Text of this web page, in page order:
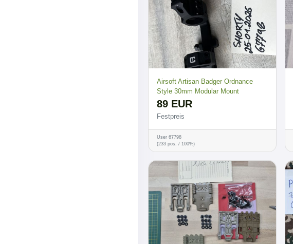
Airsoft Artisan Badger Ordnance
Style 30mm Modular Mount
89 EUR
Festpreis
User 67798
(233 pos. / 100%)